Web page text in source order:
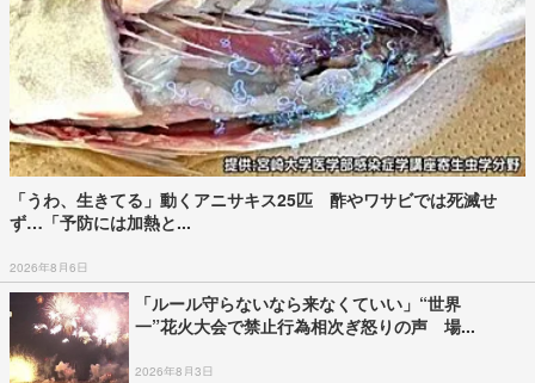
「うわ、生きてる」動くアニサキス25匹 酢やワサビでは死滅せ
ず…「予防には加熱と...
2026年8月6日
「ルール守らないなら来なくていい」“世界
一”花火大会で禁止行為相次ぎ怒りの声 場...
2026年8月3日